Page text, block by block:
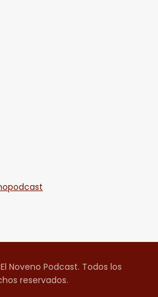
Noveno Podcast. Todos los
reservados.